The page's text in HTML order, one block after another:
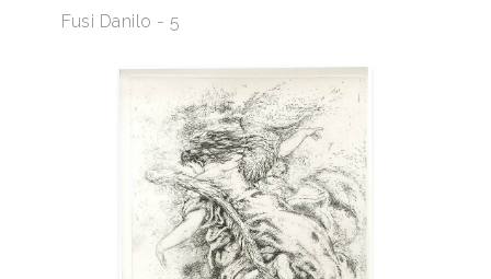
Fusi Danilo - 5